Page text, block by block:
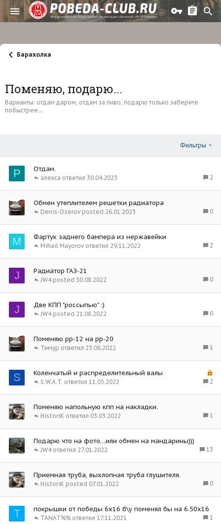
Барахолка
Поменяю, подарю...
Варианты: отдам даром, отдам за пиво, подарю только заберите
побыстрее....
Фильтры
Р Отдам.
2
30.04.2023
алекса
Обмен утеплителем решетки радиатора
0
26.01.2023
Denis-Ozerov
M Фартук заднего бампера из нержавейки
2
29.11.2022
Mihail Mayorov
J Радиатор ГАЗ-21
0
30.08.2022
JW4
J Две КПП "россыпью" :)
0
21.08.2022
JW4
Поменяю рр-12 на рр-20
1
23.06.2022
Тимур
S Коленчатый и распределительный валы
2
11.05.2022
S.W.A.T.
Поменяю напольную кпп на накладки.
1
03.03.2022
HistoriK
Подарю что на фото…или обмен на мандарины)))
13
27.01.2022
JW4
Приемная труба, выхлопная труба глушителя.
0
07.01.2022
HistoriK
T покрышки от победы 6х16 б\у поменял бы на 6.50х16
1
17.11.2021
TANAT%%